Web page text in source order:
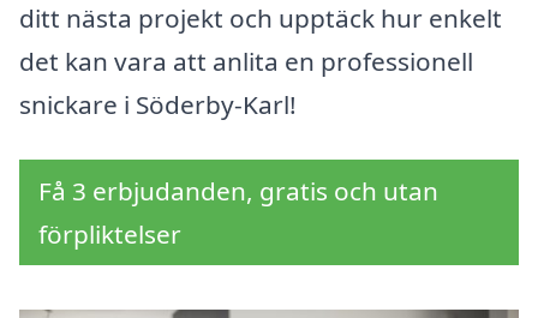
ditt nästa projekt och upptäck hur enkelt
det kan vara att anlita en professionell
snickare i Söderby-Karl!
Få 3 erbjudanden, gratis och utan
förpliktelser